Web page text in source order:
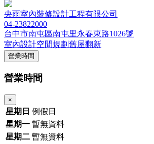
央雨室內裝修設計工程有限公司
04-23822000
台中市南屯區南屯里永春東路1026號
室內設計空間規劃舊屋翻新
營業時間
營業時間
×
星期日 例假日
星期一 暫無資料
星期二 暫無資料